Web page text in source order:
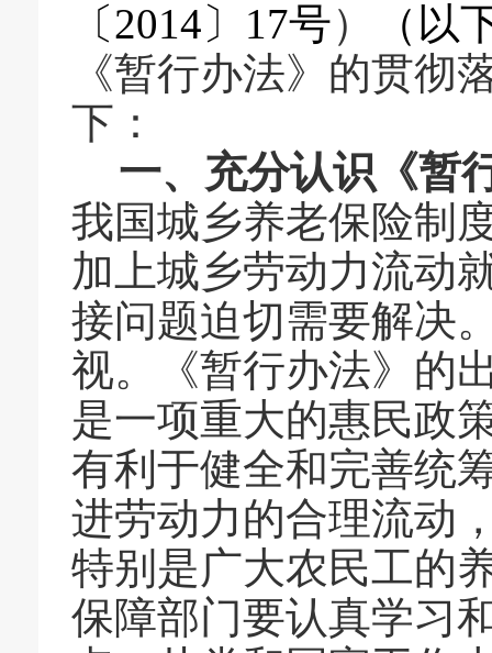
〔2014〕17号）
（以
《暂行办法》的贯彻
下：
一、充分认识《暂
我国城乡养老保险制
加上城乡劳动力流动
接问题迫切需要解决
视。《暂行办法》的
是一项重大的惠民政
有利于健全和完善统
进劳动力的合理流动
特别是广大农民工的
保障部门要认真学习